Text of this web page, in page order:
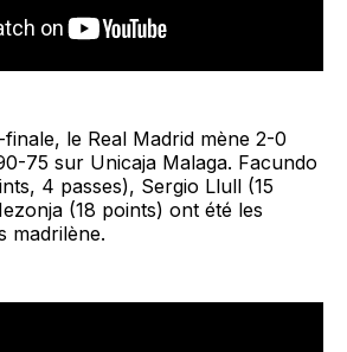
le Real Madrid mène 2-0
75 sur Unicaja Malaga. Facundo
4 passes), Sergio Llull (15
(18 points) ont été les
madrilène.